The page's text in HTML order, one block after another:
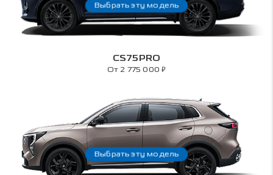
CS75PRO
От 2 775 000₽
Выбрать эту модель
Выбрать эту модель